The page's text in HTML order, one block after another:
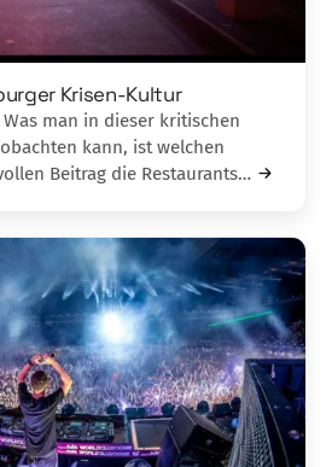
Krisen-Kultur
Was man in dieser kritischen
kann, ist welchen
Beitrag die Restaurants…